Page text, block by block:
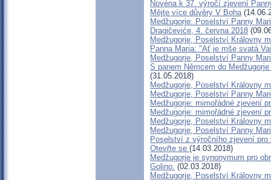
Novéna k 37. výročí zjevení
Mějte více důvěry V Boha
Medžugorje: Poselství Panny
Dragičeviće, 4. června 2018
Medžugorje, Poselství Královny
Panna Maria: "Ať je mše svatá
Medžugorje, Poselství Panny
S panem Němcem do
(31.05.2018)
Medžugorje, Poselství Královny
Medžugorje, Poselství Panny
Medžugorje: mimořádné zjevení
Medžugorje: mimořádné zjevení
Medžugorje, Poselství Královny
Medžugorje, Poselství Panny
Poselství z výročního zjevení pro
Otevřte se (14.03.2018)
Medžugorje je synonymum pro
Golino. (02.03.2018)
Medžugorje, Poselství Královny